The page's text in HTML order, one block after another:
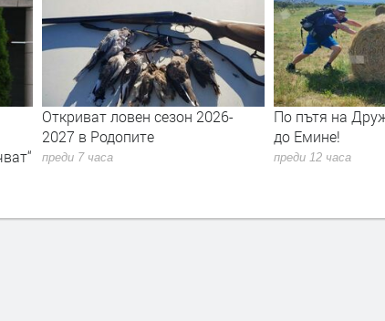
Откриват ловен сезон 2026-
2027 в Родопите
преди 7 часа
По пътя на Дружбата
до Емине!
преди 12 часа